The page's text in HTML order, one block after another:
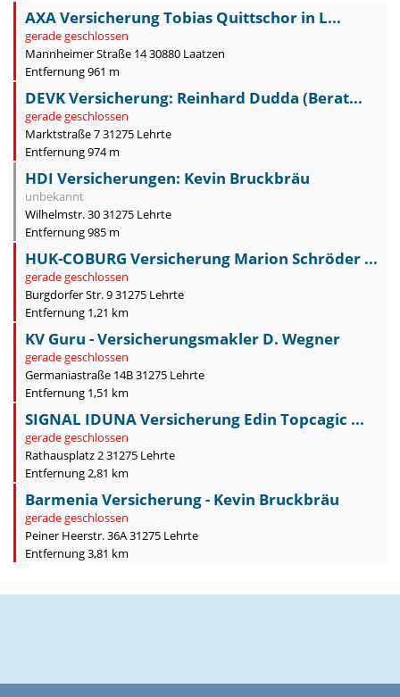
AXA Versicherung Tobias Quittschor in L...
gerade geschlossen
Mannheimer Straße 14 30880 Laatzen
Entfernung 961 m
DEVK Versicherung: Reinhard Dudda (Berat...
gerade geschlossen
Marktstraße 7 31275 Lehrte
Entfernung 974 m
HDI Versicherungen: Kevin Bruckbräu
unbekannt
Wilhelmstr. 30 31275 Lehrte
Entfernung 985 m
HUK-COBURG Versicherung Marion Schröder ...
gerade geschlossen
Burgdorfer Str. 9 31275 Lehrte
Entfernung 1,21 km
KV Guru - Versicherungsmakler D. Wegner
gerade geschlossen
Germaniastraße 14B 31275 Lehrte
Entfernung 1,51 km
SIGNAL IDUNA Versicherung Edin Topcagic ...
gerade geschlossen
Rathausplatz 2 31275 Lehrte
Entfernung 2,81 km
Barmenia Versicherung - Kevin Bruckbräu
gerade geschlossen
Peiner Heerstr. 36A 31275 Lehrte
Entfernung 3,81 km